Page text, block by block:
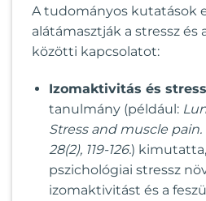
A tudományos kutatások
alátámasztják a stressz és
közötti kapcsolatot:
Izomaktivitás és
tanulmány (például:
Stress and muscle
28(2), 119-126.)
pszichológiai stressz
izomaktivitást és a